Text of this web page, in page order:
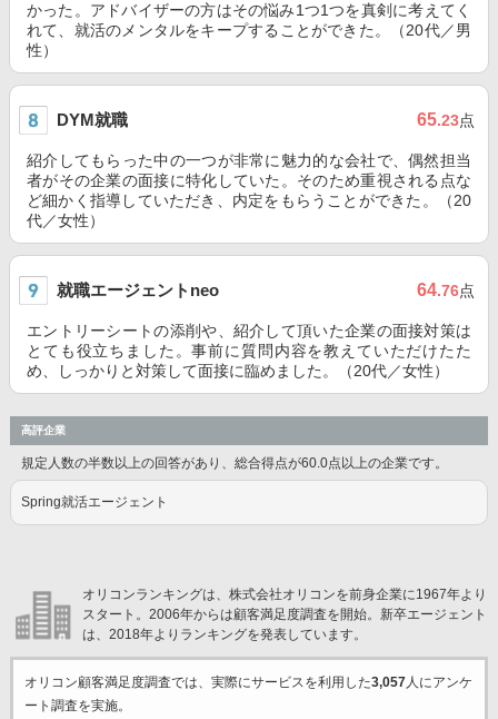
かった。アドバイザーの方はその悩み1つ1つを真剣に考えてく
れて、就活のメンタルをキープすることができた。（20代／男
性）
DYM就職 65.23点
紹介してもらった中の一つが非常に魅力的な会社で、偶然担当
者がその企業の面接に特化していた。そのため重視される点な
ど細かく指導していただき、内定をもらうことができた。（20
代／女性）
就職エージェントneo 64.76点
エントリーシートの添削や、紹介して頂いた企業の面接対策は
とても役立ちました。事前に質問内容を教えていただけたた
め、しっかりと対策して面接に臨めました。（20代／女性）
高評企業
規定人数の半数以上の回答があり、総合得点が60.0点以上の企業です。
Spring就活エージェント
オリコンランキングは、株式会社オリコンを前身企業に1967年より
スタート。2006年からは顧客満足度調査を開始。新卒エージェント
は、2018年よりランキングを発表しています。
オリコン顧客満足度調査では、実際にサービスを利用した3,057人にアンケ
ート調査を実施。